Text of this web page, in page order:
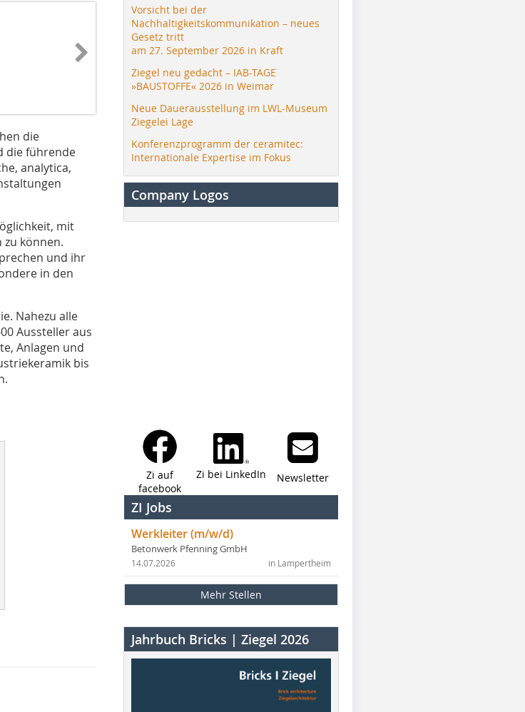
die
die führende
analytica,
mit
können.
und ihr
in den
Nahezu alle
Aussteller aus
Anlagen und
bis
Vorsicht bei der
Nachhaltigkeitskommunikation – neues
Gesetz tritt
am 27. September 2026 in Kraft
Ziegel neu gedacht – IAB-TAGE
»BAUSTOFFE« 2026 in Weimar
Neue Dauerausstellung im LWL-Museum
Ziegelei Lage
Konferenzprogramm der ceramitec:
Internationale Expertise im Fokus
Company Logos
Zi auf
facebook
Zi bei LinkedIn Newsletter
ZI Jobs
Werkleiter (m/w/d)
Betonwerk Pfenning GmbH
in Lampertheim
14.07.2026
Mehr Stellen
Jahrbuch Bricks | Ziegel 2026